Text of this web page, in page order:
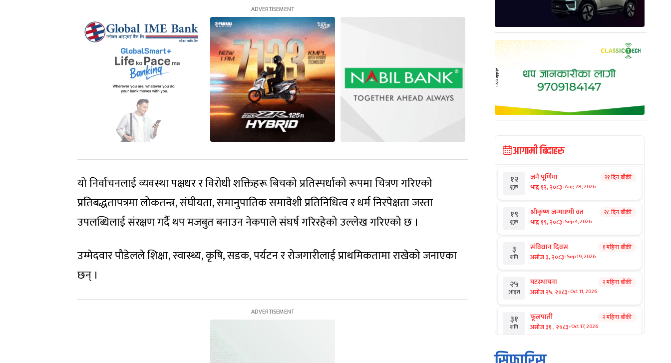
यो निर्वाचनलाई व्यवस्था पक्षधर र विरोधी शक्तिहरू बिचको प्रतिस्पर्धाको रूपमा चित्रण गरिएको
प्रतिबद्धतापत्रमा लोकतन्त्र, संघीयता, समानुपातिक समावेशी प्रतिनिधित्व र धर्म निरपेक्षता जस्ता
उपलब्धिलाई संरक्षण गर्दै थप मजबुत बनाउन नेकपाले संघर्ष गरिरहेको उल्लेख गरिएको छ ।
उम्मेदवार पौडेलले शिक्षा, स्वास्थ्य, कृषि, सडक, पर्यटन र रोजगारीलाई प्राथमिकतामा राखेको जनाएका
छन् ।
आगामी बिदाहरु
१२
शुक्र
जनै पूर्णिमा
भाद्र १२, २०८३-Aug 28, 2026
२१ दिन बाँकी
१९
शुक्र
श्रीकृष्ण जन्माष्टमी व्रत
भाद्र १९, २०८३-Sep 4, 2026
२८ दिन बाँकी
३
शनि
संविधान दिवस
असोज ३, २०८३-Sep 19, 2026
१ महिना बाँकी
२५
आइत
घटस्थापना
असोज २५, २०८३-Oct 11, 2026
२ महिना बाँकी
३१
शनि
फूलपाती
असोज ३१ , २०८३-Oct 17, 2026
२ महिना बाँकी
१ कार्तिक सङ्क्रान्ति